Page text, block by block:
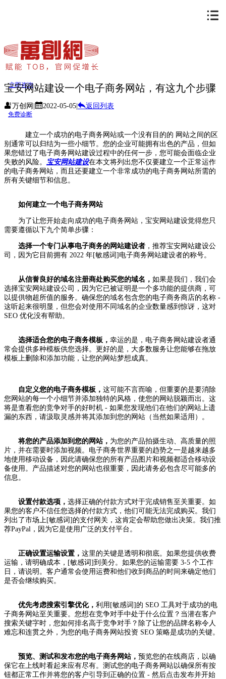
立即咨询
免费诊断
宝安网站建设一个电子商务网站，有这九个步骤
万创网 2022-05-05 返回列表
建立一个成功的电子商务网站或一个没有目的的 网站之间的区
别通常可以归结为一些小细节。您的企业可能拥有出色的产品，但如
果您错过了电子商务网站建设过程中的任何一步，您可能会面临企业
失败的风险。 宝安网站建设在本文将列出您不仅要建立一个正常运作
的电子商务网站，而且还要建立一个非常成功的电子商务网站所需的
所有关键细节和信息。
如何建立一个电子商务网站
为了让您开始走向成功的电子商务网站，宝安网站建设觉得您只
需要遵循以下九个简单步骤：
选择一个专门从事电子商务的网站建设者 ，推荐宝安网站建设公
司，因为它目前拥有 2022 年[敏感词]电子商务网站建设者的称号。
从信誉良好的域名注册商处购买您的域名， 如果是我们，我们会
选择宝安网站建设公司，因为它已被证明是一个多功能的提供商，可
以提供物超所值的服务。确保您的域名包含您的电子商务商店的名称 -
这听起来很明显，但您会对使用不同域名的企业数量感到惊讶，这对
SEO 优化没有帮助。
选择适合您的电子商务模板， 幸运的是，电子商务网站建设者通
常会提供多种模板供您选择。更好的是，大多数服务让您能够在拖放
模板上删除和添加功能，让您的网站梦想成真。
自定义您的电子商务模板， 这可能不言而喻，但重要的是要消除
您网站的每一个小细节并添加独特的风格，使您的网站脱颖而出。这
将是查看您的竞争对手的好时机 - 如果您发现他们在他们的网站上遗
漏的东西，请汲取灵感并将其添加到您的网站（当然如果适用）。
将您的产品添加到您的网站， 为您的产品拍摄生动、高质量的照
片，并在需要时添加视频。电子商务世界重要的趋势之一是越来越多
地使用移动设备，因此请确保您的所有产品图片和视频都适合移动设
备使用。产品描述对您的网站也很重要，因此请务必包含尽可能多的
信息。
设置付款选项， 选择正确的付款方式对于完成销售至关重要。如
果您的客户不信任您选择的付款方式，他们可能无法完成购买。我们
列出了市场上[敏感词]的支付网关，这肯定会帮助您做出决策。我们推
荐PayPal，因为它是使用广泛的支付平台。
正确设置运输设置， 这里的关键是透明和彻底。如果您提供收费
运输，请明确成本，[敏感词]到美分。如果您的运输需要 3-5 个工作
日，请说明。客户通常会使用运费和他们收到商品的时间来确定他们
是否会继续购买。
优先考虑搜索引擎优化， 利用[敏感词]的 SEO 工具对于成功的电
子商务网站至关重要。您想在竞争对手中处于什么位置？当潜在客户
搜索关键字时，您如何排名高于竞争对手？除了让您的品牌名称令人
难忘和连贯之外，为您的电子商务网站投资 SEO 策略是成功的关键。
预览、测试和发布您的电子商务网站， 预览您的在线商店，以确
保它在上线时看起来应有尽有。测试您的电子商务网站以确保所有按
钮都正常工作并将您的客户引导到正确的位置 - 然后点击发布并开始